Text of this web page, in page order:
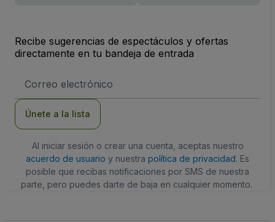
Recibe sugerencias de espectáculos y ofertas
directamente en tu bandeja de entrada
de
Únete a la lista
Al iniciar sesión o crear una cuenta, aceptas nuestro
acuerdo de usuario y nuestra política de privacidad. Es
posible que recibas notificaciones por SMS de nuestra
parte, pero puedes darte de baja en cualquier momento.